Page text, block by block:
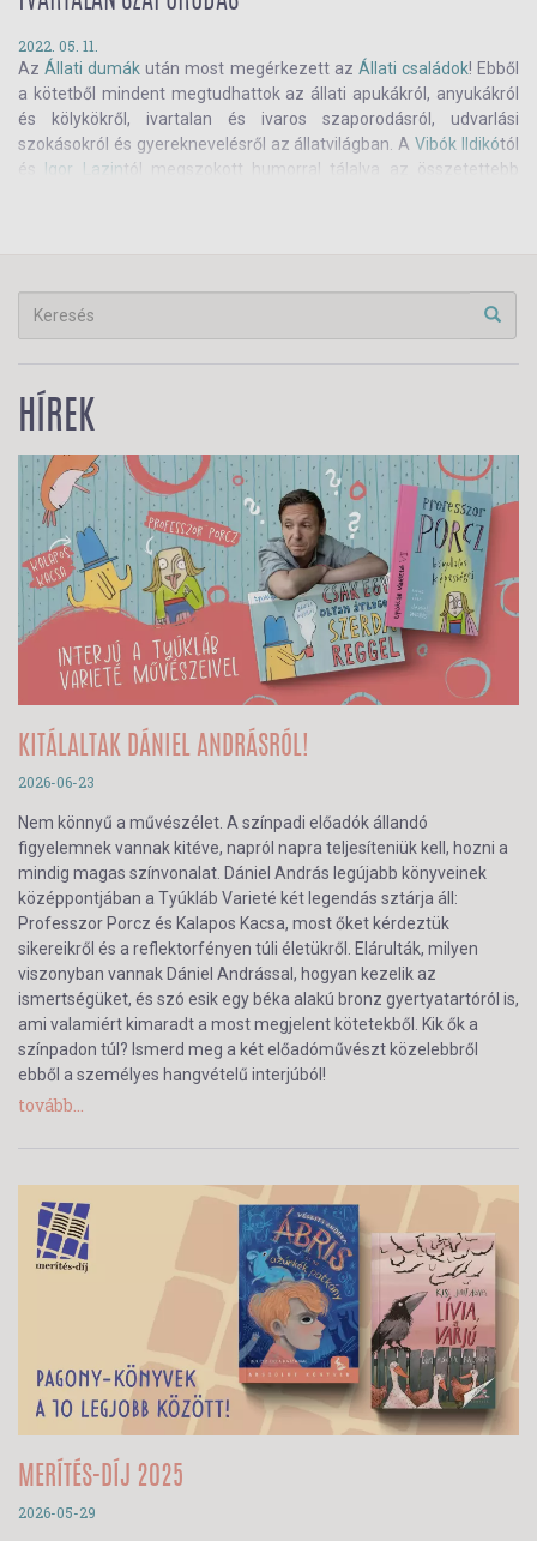
2022. 05. 11.
AzÁllati dumák után most megérkezett az Állati családok! Ebből
a kötetből mindent megtudhattok az állati apukákról, anyukákról
és kölykökről, ivartalan és ivaros szaporodásról, udvarlási
szokásokról és gyereknevelésről az állatvilágban. AVibók Ildikótól
Igor Lazintól megszokott humorral tálalva az összetettebb
HÍREK
KITÁLALTAK DÁNIEL ANDRÁSRÓL!
2026-06-23
Nem könnyű a művészélet. A színpadi előadók állandó
figyelemnek vannak kitéve, napról napra teljesíteniük kell, hozni a
mindig magas színvonalat. Dániel András legújabb könyveinek
középpontjában a Tyúkláb Varieté két legendás sztárja áll:
Professzor Porcz és Kalapos Kacsa, most őket kérdeztük
sikereikről és a reflektorfényen túli életükről. Elárulták, milyen
viszonyban vannak Dániel Andrással, hogyan kezelik az
ismertségüket, és szó esik egy béka alakú bronz gyertyatartóról is,
ami valamiért kimaradt a most megjelent kötetekből. Kik ők a
színpadon túl? Ismerd meg a két előadóművészt közelebbről
ebből a személyes hangvételű interjúból!
tovább...
MERÍTÉS-DÍJ 2025
2026-05-29